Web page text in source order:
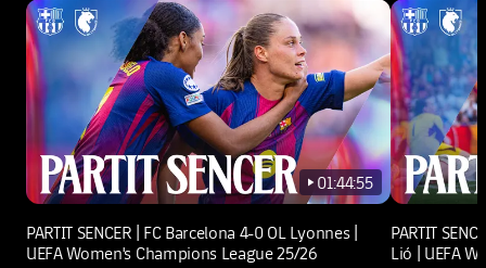
play-new
01:44:55
PARTIT SENCER | FC Barcelona 4-0 OL Lyonnes |
UEFA Women's Champions League 25/26
PARTIT
Lió | UEFA